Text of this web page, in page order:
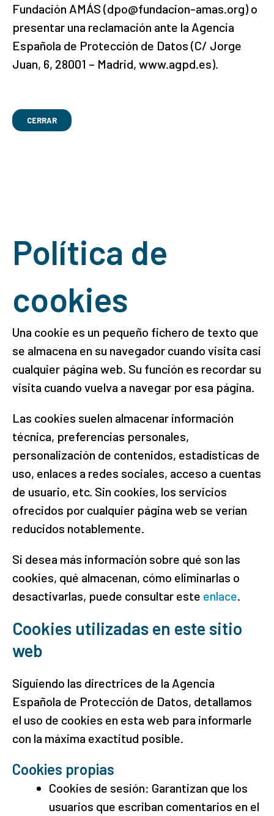
Fundación AMÁS (dpo@fundacion-amas.org) o
presentar una reclamación ante la Agencia
Española de Protección de Datos (C/ Jorge
Juan, 6, 28001 – Madrid, www.agpd.es).
CERRAR
Política de
cookies
Una cookie es un pequeño fichero de texto que
se almacena en su navegador cuando visita casi
cualquier página web. Su función es recordar su
visita cuando vuelva a navegar por esa página.
Las cookies suelen almacenar información
técnica, preferencias personales,
personalización de contenidos, estadísticas de
uso, enlaces a redes sociales, acceso a cuentas
de usuario, etc. Sin cookies, los servicios
ofrecidos por cualquier página web se verían
reducidos notablemente.
Si desea más información sobre qué son las
cookies, qué almacenan, cómo eliminarlas o
desactivarlas, puede consultar este enlace.
Cookies utilizadas en este sitio
web
Siguiendo las directrices de la Agencia
Española de Protección de Datos, detallamos
el uso de cookies en esta web para informarle
con la máxima exactitud posible.
Cookies propias
Cookies de sesión: Garantizan que los
usuarios que escriban comentarios en el